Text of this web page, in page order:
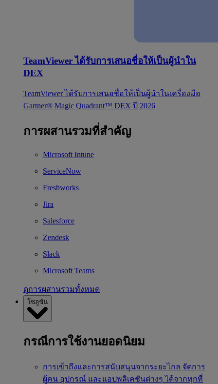
TeamViewer ได้รับการเสนอชื่อให้เป็นผู้นำใน
DEX
TeamViewer ได้รับการเสนอชื่อให้เป็นผู้นำในเครื่องมือ
Gartner® Magic Quadrant™ DEX ปี 2026
การผสานรวมที่สำคัญ
Microsoft Intune
ServiceNow
Freshworks
Jira
Salesforce
Zendesk
Slack
Microsoft Teams
ดูการผสานรวมทั้งหมด
โซลูชัน
กรณีการใช้งานยอดนิยม
การเข้าถึงและการสนับสนุนจากระยะไกล จัดการ
ผู้คน อุปกรณ์ และแอปพลิเคชันต่างๆ ได้จากทุกที่